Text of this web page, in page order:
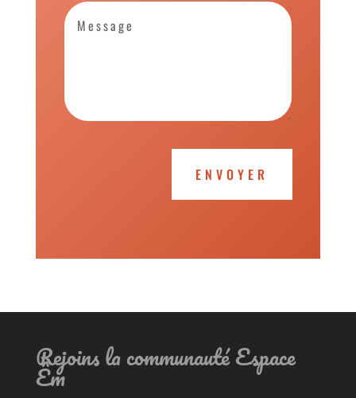
ENVOYER
Rejoins la communauté Espace
Êm